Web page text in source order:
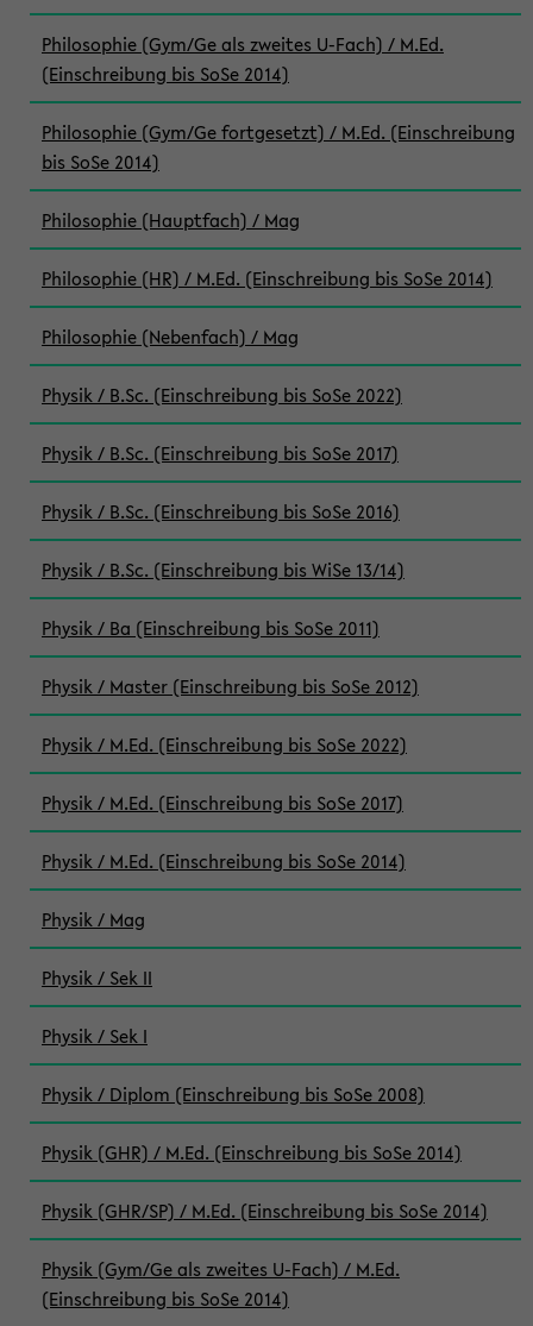
Philosophie (Gym/Ge als zweites U-Fach) / M.Ed.
(Einschreibung bis SoSe 2014)
Philosophie (Gym/Ge fortgesetzt) / M.Ed. (Einschreibung
bis SoSe 2014)
Philosophie (Hauptfach) / Mag
Philosophie (HR) / M.Ed. (Einschreibung bis SoSe 2014)
Philosophie (Nebenfach) / Mag
Physik / B.Sc. (Einschreibung bis SoSe 2022)
Physik / B.Sc. (Einschreibung bis SoSe 2017)
Physik / B.Sc. (Einschreibung bis SoSe 2016)
Physik / B.Sc. (Einschreibung bis WiSe 13/14)
Physik / Ba (Einschreibung bis SoSe 2011)
Physik / Master (Einschreibung bis SoSe 2012)
Physik / M.Ed. (Einschreibung bis SoSe 2022)
Physik / M.Ed. (Einschreibung bis SoSe 2017)
Physik / M.Ed. (Einschreibung bis SoSe 2014)
Physik / Mag
Physik / Sek II
Physik / Sek I
Physik / Diplom (Einschreibung bis SoSe 2008)
Physik (GHR) / M.Ed. (Einschreibung bis SoSe 2014)
Physik (GHR/SP) / M.Ed. (Einschreibung bis SoSe 2014)
Physik (Gym/Ge als zweites U-Fach) / M.Ed.
(Einschreibung bis SoSe 2014)